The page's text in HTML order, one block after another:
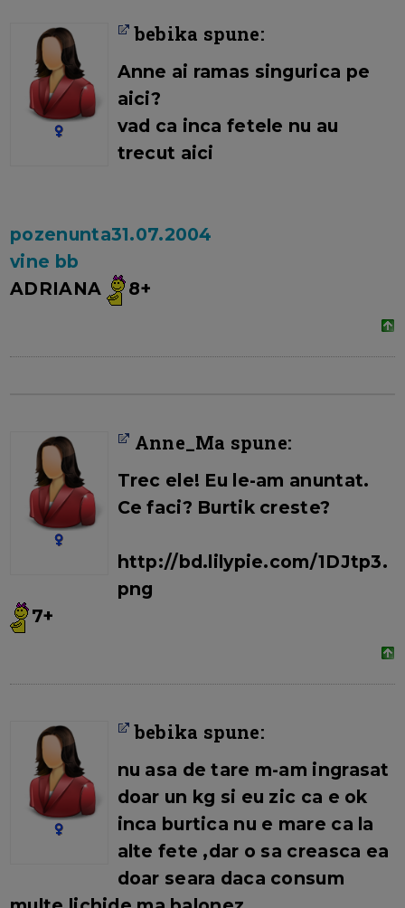
bebika spune:
Anne ai ramas singurica pe
aici?
vad ca inca fetele nu au
trecut aici
pozenunta31.07.2004
vine bb
ADRIANA
8+
Anne_Ma spune:
Trec ele! Eu le-am anuntat.
Ce faci? Burtik creste?
http://bd.lilypie.com/1DJtp3.
png
7+
bebika spune:
nu asa de tare m-am ingrasat
doar un kg si eu zic ca e ok
inca burtica nu e mare ca la
alte fete ,dar o sa creasca ea
doar seara daca consum